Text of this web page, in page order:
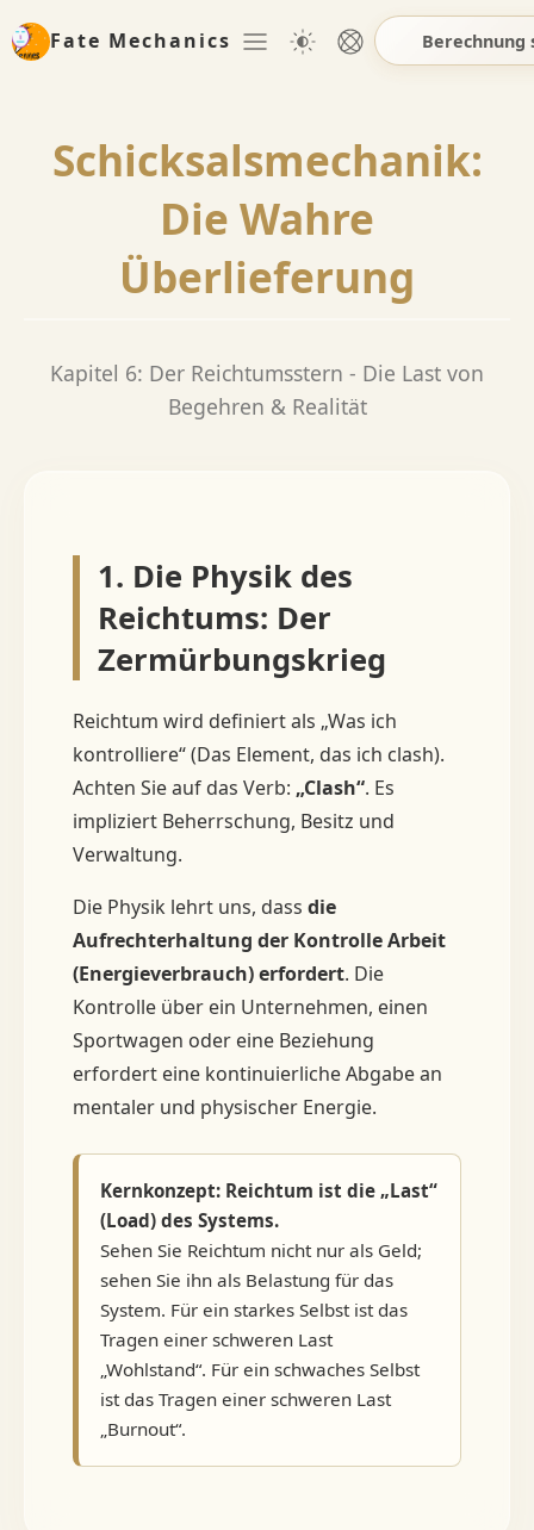
Fate Mechanics
Schicksalsmechanik:
Die Wahre
Überlieferung
Kapitel 6: Der Reichtumsstern - Die Last von
Begehren & Realität
1. Die Physik des
Reichtums: Der
Zermürbungskrieg
Reichtum wird definiert als „Was ich
kontrolliere“ (Das Element, das ich clash).
Achten Sie auf das Verb: „Clash“. Es
impliziert Beherrschung, Besitz und
Verwaltung.
Die Physik lehrt uns, dass die
Aufrechterhaltung der Kontrolle Arbeit
(Energieverbrauch) erfordert. Die
Kontrolle über ein Unternehmen, einen
Sportwagen oder eine Beziehung
erfordert eine kontinuierliche Abgabe an
mentaler und physischer Energie.
Kernkonzept: Reichtum ist die „Last“
(Load) des Systems.
Sehen Sie Reichtum nicht nur als Geld;
sehen Sie ihn als Belastung für das
System. Für ein starkes Selbst ist das
Tragen einer schweren Last
„Wohlstand“. Für ein schwaches Selbst
ist das Tragen einer schweren Last
„Burnout“.